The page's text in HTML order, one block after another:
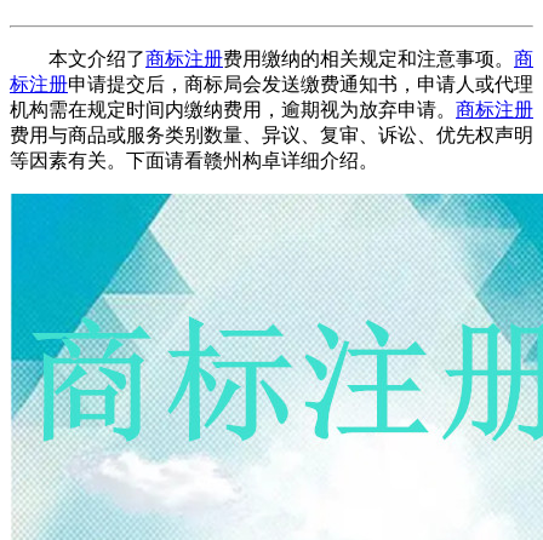
本文介绍了商标注册费用缴纳的相关规定和注意事项。 商
标注册申请提交后，商标局会发送缴费通知书，申请人或代理
机构需在规定时间内缴纳费用，逾期视为放弃申请。 商标注册
费用与商品或服务类别数量、异议、复审、诉讼、优先权声明
等因素有关。下面请看赣州构卓详细介绍。